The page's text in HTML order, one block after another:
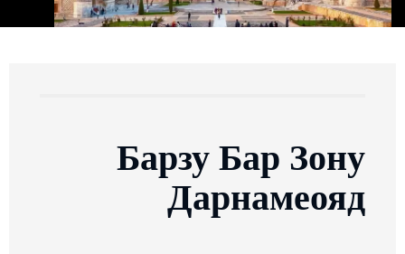
Барзу Бар Зону
Дарнамеояд